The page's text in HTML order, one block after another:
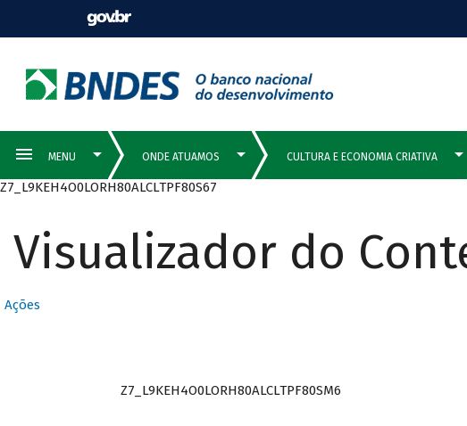
Z7_L9KEH4O0LORH80ALCLTPF80S67
Visualizador do
Ações
Z7_L9KEH4O0LORH80ALCLTPF80SM6